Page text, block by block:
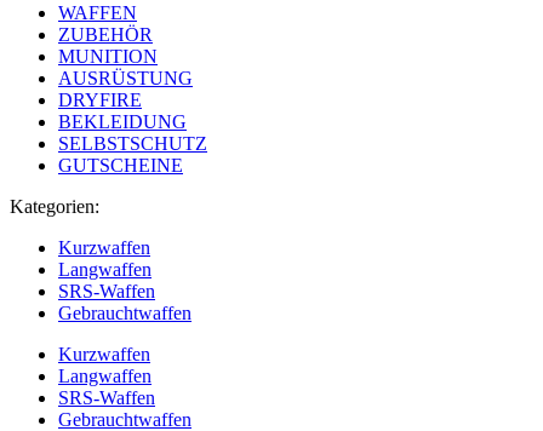
WAFFEN
ZUBEHÖR
MUNITION
AUSRÜSTUNG
DRYFIRE
BEKLEIDUNG
SELBSTSCHUTZ
GUTSCHEINE
Kategorien:
Kurzwaffen
Langwaffen
SRS-Waffen
Gebrauchtwaffen
Kurzwaffen
Langwaffen
SRS-Waffen
Gebrauchtwaffen